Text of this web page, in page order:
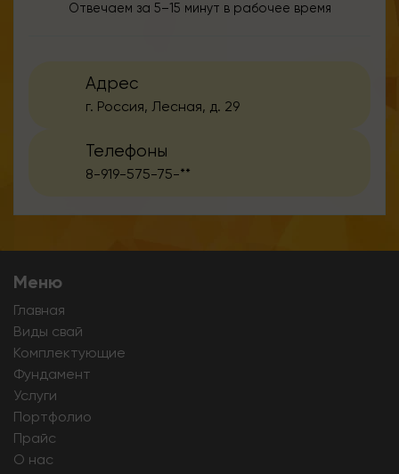
Отвечаем за 5–15 минут в рабочее время
Адрес
г. Россия, Лесная, д. 29
Телефоны
8-919-575-75-**
Меню
Главная
Виды свай
Комплектующие
Фундамент
Услуги
Портфолио
Прайс
О нас